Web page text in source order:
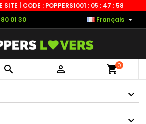
SITE | CODE : POPPERS1001 : 05 : 47 : 58
01 30 Français 
  shopping_cart0